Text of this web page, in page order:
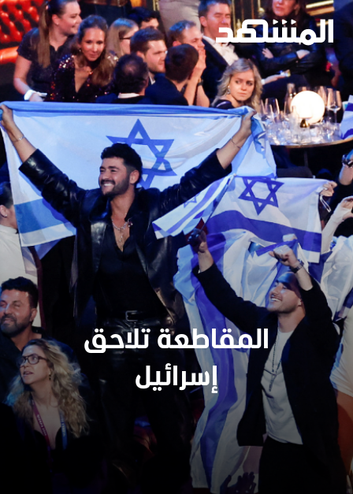
المقاطعة تلاحق
إسرائيل
سنجدهــم كلهـم
وسيعاقبون جميعا